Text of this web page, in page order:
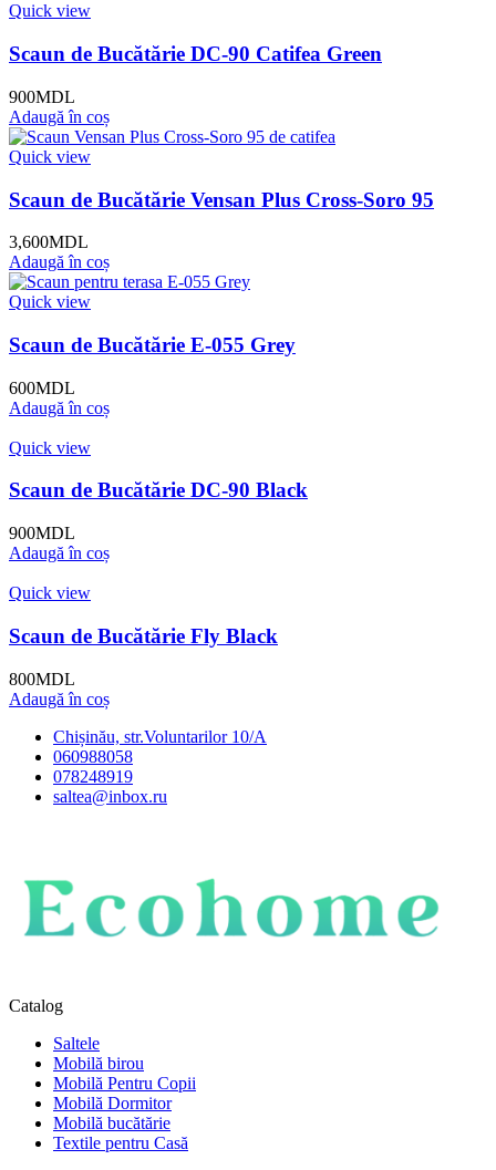
Quick view
Scaun de Bucătărie DC-90 Catifea Green
900MDL
Adaugă în coș
Quick view
Scaun de Bucătărie Vensan Plus Cross-Soro 95
3,600MDL
Adaugă în coș
Quick view
Scaun de Bucătărie E-055 Grey
600MDL
Adaugă în coș
Quick view
Scaun de Bucătărie DC-90 Black
900MDL
Adaugă în coș
Quick view
Scaun de Bucătărie Fly Black
800MDL
Adaugă în coș
Chișinău, str.Voluntarilor 10/A
060988058
078248919
saltea@inbox.ru
Catalog
Saltele
Mobilă birou
Mobilă Pentru Copii
Mobilă Dormitor
Mobilă bucătărie
Textile pentru Casă